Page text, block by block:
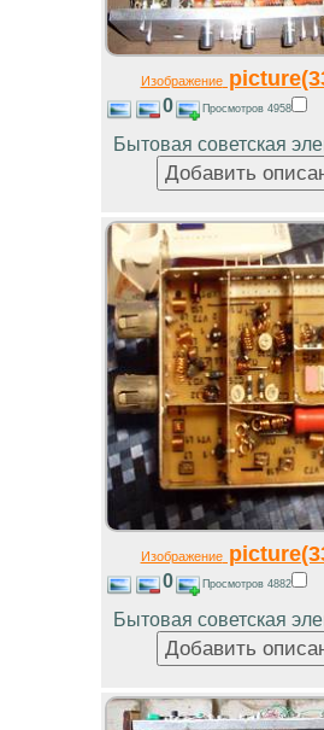
Изображение
0 Просмотров 4958
Бытовая советская
Изображение
0 Просмотров 4882
Бытовая советская